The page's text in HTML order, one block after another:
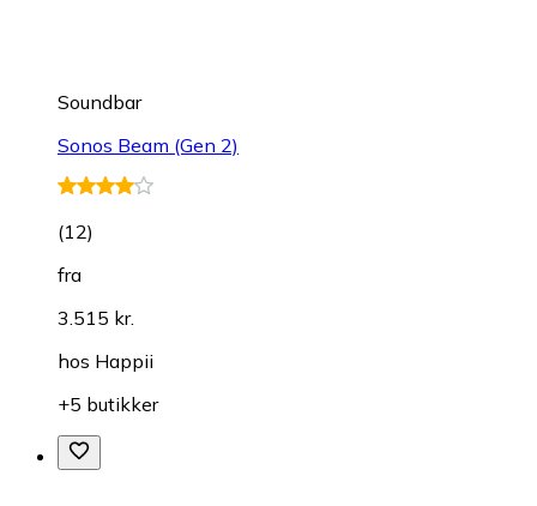
Soundbar
Sonos Beam (Gen 2)
(12)
fra
3.515 kr.
hos Happii
+5 butikker